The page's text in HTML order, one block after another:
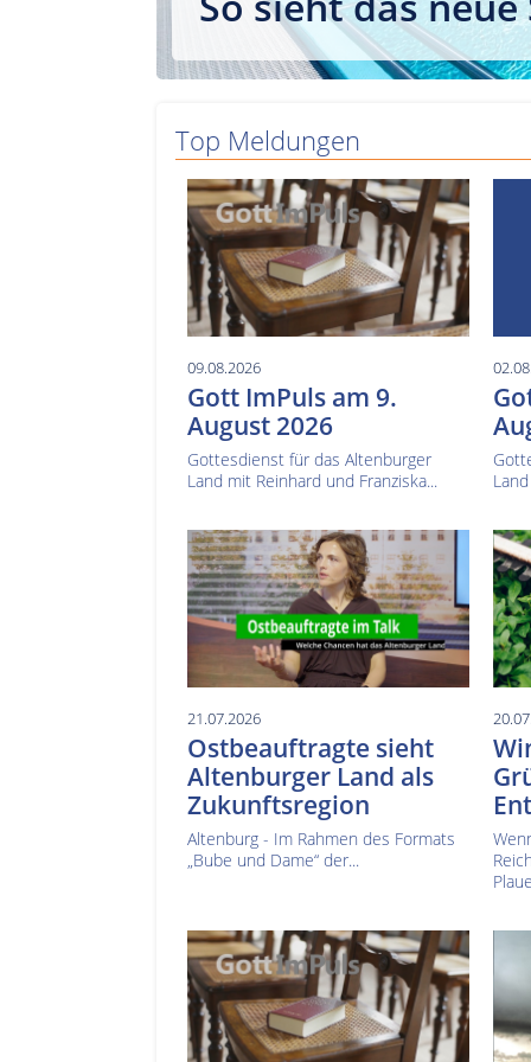
Top Meldungen
09.08.2026
Gott ImPuls am 9.
August 2026
Gottesdienst für das Altenburger
Land mit Reinhard und Franziska...
21.07.2026
Ostbeauftragte sieht
Altenburger Land als
Zukunftsregion
Altenburg - Im Rahmen des Formats
„Bube und Dame“ der...